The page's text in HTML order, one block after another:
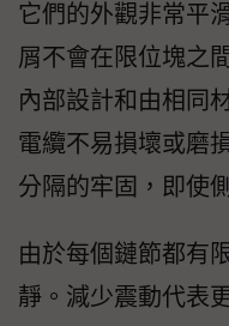
它們的外觀非常平
屑不會在限位塊之
內部設計和由相同
電纜不易損壞或磨
分隔的牢固，即使
由於每個鏈節都有
靜。減少震動代表